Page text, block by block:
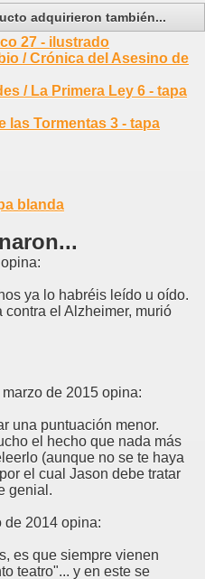
adquirieron también...
27 - ilustrado
/ Crónica del Asesino de
/ La Primera Ley 6 - tapa
las Tormentas 3 - tapa
blanda
ya lo habréis leído u oído.
el Alzheimer, murió
de 2015 opina:
una puntuación menor.
el hecho que nada más
(aunque no se te haya
el cual Jason debe tratar
genial.
de 2014 opina:
es que siempre vienen
teatro"... y en este se